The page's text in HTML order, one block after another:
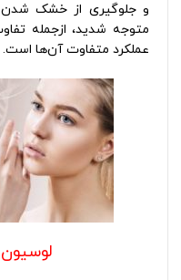
و جلوگیری از خشک
متوجه شدید، ازجمله
عملکرد متفاوت آن‌ها است.